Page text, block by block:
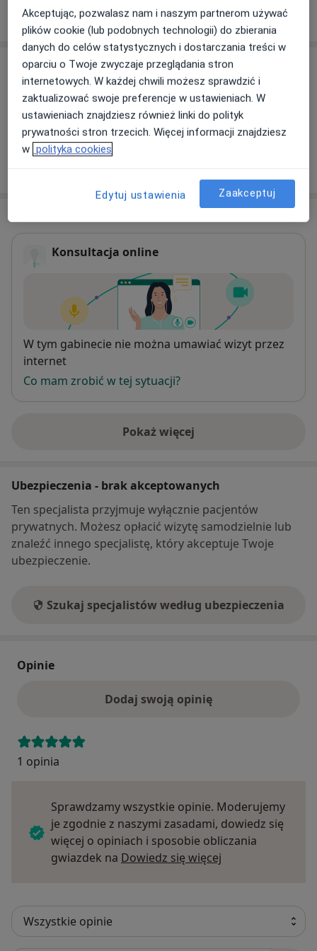
Pokaż więcejo doświadczeniu
Usługi i ceny
Konsultacja online
Szczegóły
Konsultacja online
Dostępność
W tym gabinecie nie można umawiać wizyt przez
internet
Co mam zrobić w tej sytuacji?
Pokaż więcej
o adresie
Ubezpieczenia - brak akceptowanych
Ten specjalista przyjmuje wyłącznie pacjentów
prywatnych. Możesz opłacić wizytę samodzielnie lub
znaleźć innego specjalistę, który akceptuje Twoje
ubezpieczenie.
Szukaj specjalistów według ubezpieczenia
Opinie
Dodaj swoją opinię
1 opinia
Sprawdzamy wszystkie opinie. Moderujemy
je zgodnie z naszymi zasadami, dowiedz się
więcej o opiniach i sposobie obliczania
gwiazdek na Dowiedz się więcej
Akceptując, pozwalasz nam i naszym partnerom używać
plików cookie (lub podobnych technologii) do zbierania
danych do celów statystycznych i dostarczania treści w
oparciu o Twoje zwyczaje przeglądania stron
internetowych. W każdej chwili możesz sprawdzić i
zaktualizować swoje preferencje w ustawieniach. W
ustawieniach znajdziesz również linki do polityk
prywatności stron trzecich. Więcej informacji znajdziesz
w polityka cookies
Edytuj ustawienia Zaakceptuj